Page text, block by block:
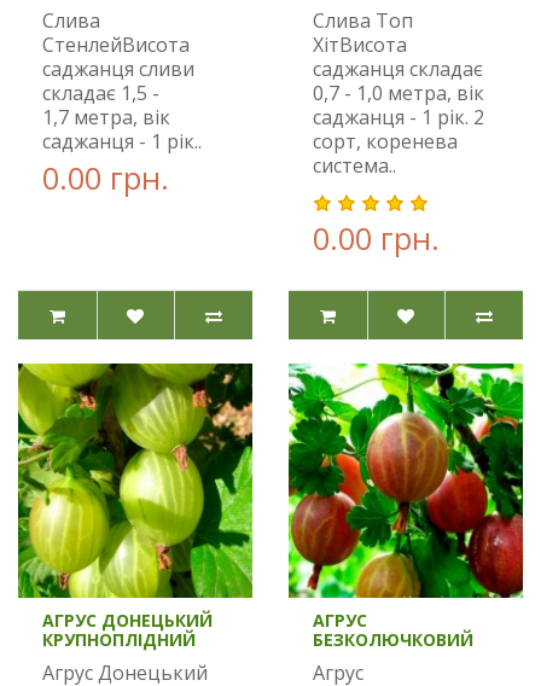
Слива
СтенлейВисота
саджанця сливи
складає 1,5 -
1,7 метра, вік
саджанця - 1 рік..
0.00 грн.
Слива Топ
ХітВисота
саджанця складає
0,7 - 1,0 метра, вік
саджанця - 1 рік. 2
сорт, коренева
система..
0.00 грн.
АГРУС ДОНЕЦЬКИЙ
КРУПНОПЛІДНИЙ
Агрус Донецький
АГРУС
БЕЗКОЛЮЧКОВИЙ
Агрус